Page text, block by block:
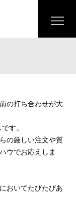
の打ち合わせが大
す。
の厳しい注文や質
ウでお応えしま
おいてたびたびあ